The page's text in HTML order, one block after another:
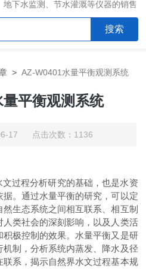
下水监测、节水灌溉等仪器的销售
>​AZ-W0401水量平衡观测系统
平衡观测系统
17 点击次数：1136
过程分析研究的基础，也是水资
据。通过水量平衡的研究，可以定
生态系统之间相互联系、相互制
类社会的深刻影响，以及人类活
极控制的效果。水量平衡又是研
制，分析系统内蒸发、降水及径
系，揭示自然界水文过程基本规